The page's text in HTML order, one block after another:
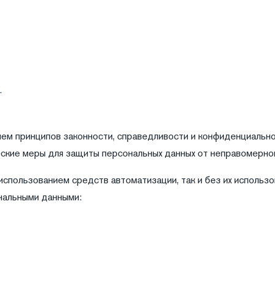
принципов законности, справедливости и
меры для защиты персональных данных от
средств автоматизации, так и без их
данными: